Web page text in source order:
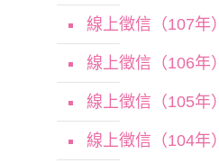
線上徵信（107年）
線上徵信（106年）
線上徵信（105年）
線上徵信（104年）